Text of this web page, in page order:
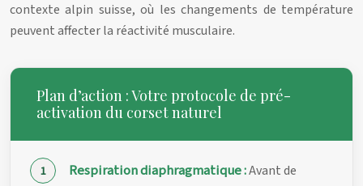
contexte alpin suisse, où les changements de température
peuvent affecter la réactivité musculaire.
Plan d’action : Votre protocole de pré-
activation du corset naturel
Respiration diaphragmatique :Avant de